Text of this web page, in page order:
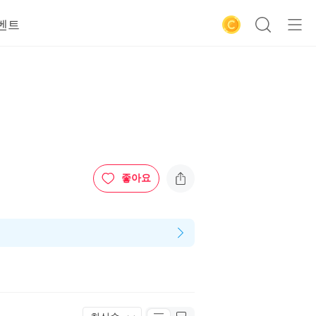
트
좋아요